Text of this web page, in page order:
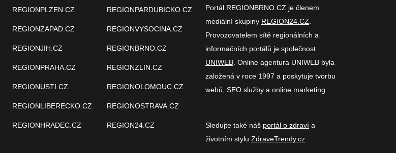
REGIONPLZEN.CZ
REGIONZAPAD.CZ
REGIONJIH.CZ
REGIONPRAHA.CZ
REGIONUSTI.CZ
REGIONLIBERECKO.CZ
REGIONHRADEC.CZ
REGIONPARDUBICKO.CZ
REGIONVYSOCINA.CZ
REGIONBRNO.CZ
REGIONZLIN.CZ
REGIONOLOMOUC.CZ
REGIONOSTRAVA.CZ
REGION24.CZ
Portál REGIONBRNO.CZ je členem
mediální skupiny REGION24.CZ
Provozovatelem sítě regionálních a
informačních portálů je společnost
UNIWEB . Online agentura UNIWEB byla
založená v roce 1997 a poskytuje tvorbu
webů, SEO služby a online marketing.
Sledujte také náš portál o zdraví a
životním stylu ZdraveTrendy.cz